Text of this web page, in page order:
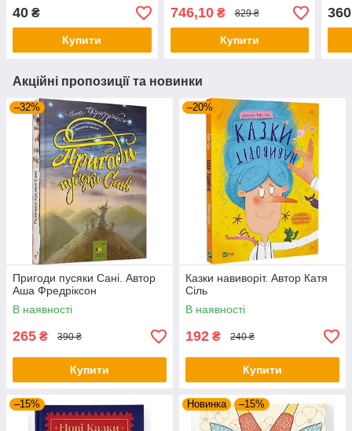
40 ₴
Купити
746,10₴ 829 ₴
Купити
360
Акційні пропозиції та новинки
–32%
Пригоди пусяки Сані. Автор
Аша Фредріксон
В наявності
265 ₴ 390 ₴
Купити
–20%
Казки навиворіт. Автор Катя
Сіль
В наявності
192 ₴ 240 ₴
Купити
–15% Новинка –15%